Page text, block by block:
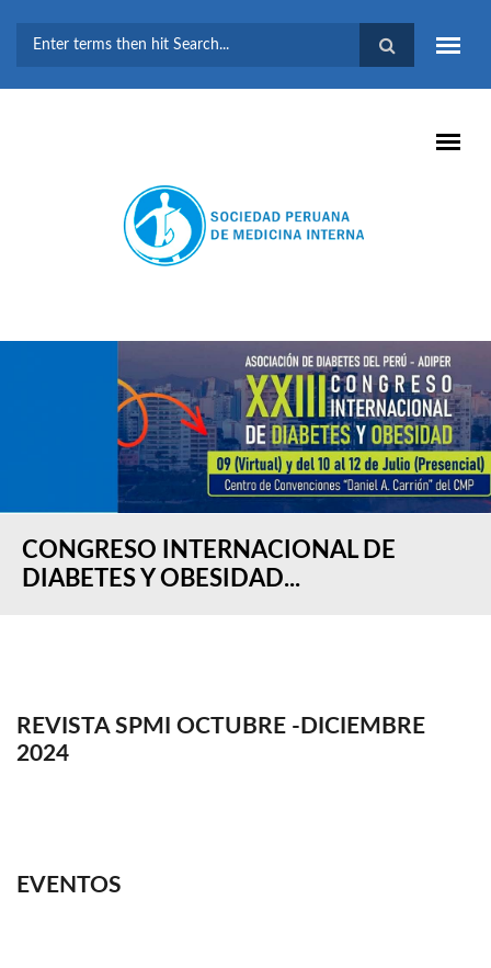
BÚSQUEDA
CONGRESO INTERNACIONAL DE
DIABETES Y OBESIDAD...
REVISTA SPMI OCTUBRE -DICIEMBRE
2024
EVENTOS